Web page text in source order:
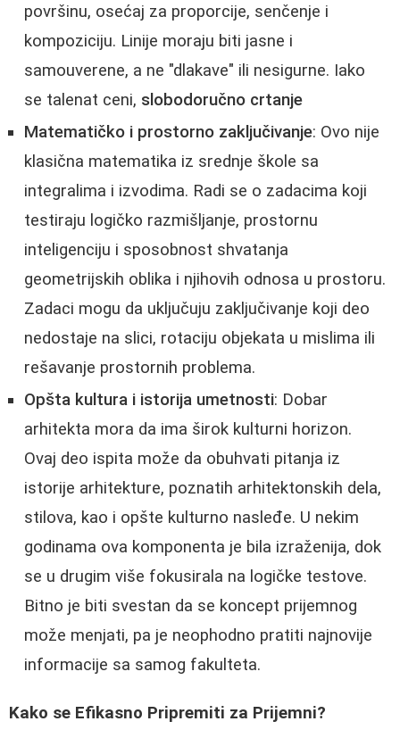
površinu, osećaj za proporcije, senčenje i
kompoziciju. Linije moraju biti jasne i
samouverene, a ne "dlakave" ili nesigurne. Iako
se talenat ceni, slobodoručno crtanje
Matematičko i prostorno zaključivanje: Ovo nije
klasična matematika iz srednje škole sa
integralima i izvodima. Radi se o zadacima koji
testiraju logičko razmišljanje, prostornu
inteligenciju i sposobnost shvatanja
geometrijskih oblika i njihovih odnosa u prostoru.
Zadaci mogu da uključuju zaključivanje koji deo
nedostaje na slici, rotaciju objekata u mislima ili
rešavanje prostornih problema.
Opšta kultura i istorija umetnosti: Dobar
arhitekta mora da ima širok kulturni horizon.
Ovaj deo ispita može da obuhvati pitanja iz
istorije arhitekture, poznatih arhitektonskih dela,
stilova, kao i opšte kulturno nasleđe. U nekim
godinama ova komponenta je bila izraženija, dok
se u drugim više fokusirala na logičke testove.
Bitno je biti svestan da se koncept prijemnog
može menjati, pa je neophodno pratiti najnovije
informacije sa samog fakulteta.
Kako se Efikasno Pripremiti za Prijemni?